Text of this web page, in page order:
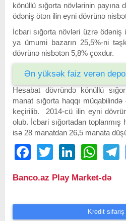
könüllü sığorta növlərinin payına
ödəniş ötən ilin eyni dövrünə
İcbari sığorta növləri üzrə
ya ümumi bazarın 25,5%-ni
dövrünə nisbətən 5,8% çoxdur.
Ən yüksək faiz verən
Hesabat dövründə könüllü
manat sığorta haqqı
keçirilib. 2014-cü ilin eyni
olub. İcbari sığortadan
isə 28 manatdan 26,5 manata
FacebookTwitter LinkedIn
Banco.az Play Market-də
Kredit sifariş